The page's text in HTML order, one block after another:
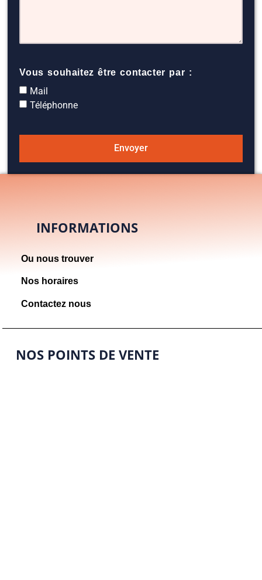
Vous souhaitez être contacter par :
Mail
Téléphonne
Envoyer
INFORMATIONS
Ou nous trouver
Nos horaires
Contactez nous
NOS POINTS DE VENTE